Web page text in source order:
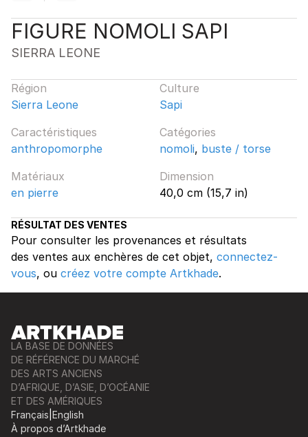
FIGURE NOMOLI SAPI
SIERRA LEONE
Région
Sierra Leone
Culture
Sapi
Caractéristiques
anthropomorphe
Catégories
nomoli, buste / torse
Matériaux
en pierre
Dimension
40,0 cm (15,7 in)
RÉSULTAT DES VENTES
Pour consulter les provenances et résultats
des ventes aux enchères de cet objet, connectez-
vous, ou créez votre compte Artkhade.
LA BASE DE DONNÉES
DE RÉFÉRENCE DU MARCHÉ
DES ARTS ANCIENS
D’AFRIQUE, D’ASIE, D’OCÉANIE
ET DES AMÉRIQUES
Français English
À propos d’Artkhade